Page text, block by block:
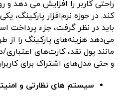
راحتی کاربر را افزایش می دهد و
کند. در حوزه نرم‌افزار پارکینگ،
باید در نظر گرفت، جزء پرداخت
می‌دهد هزینه‌های پارکینگ را
مانند پول نقد، کارت‌های
و حتی مدل‌های اشتراک برای
سیستم های نظارتی و